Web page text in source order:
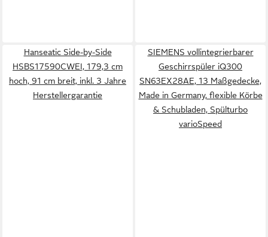
Hanseatic Side-by-Side
HSBS17590CWEI, 179,3 cm
hoch, 91 cm breit, inkl. 3 Jahre
Herstellergarantie
SIEMENS vollintegrierbarer
Geschirrspüler iQ300
SN63EX28AE, 13 Maßgedecke,
Made in Germany, flexible Körbe
& Schubladen, Spülturbo
varioSpeed